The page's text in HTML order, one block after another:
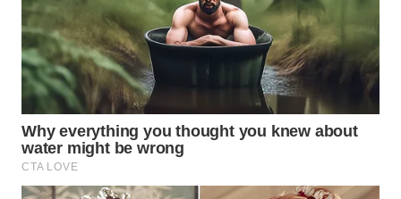
WAHANA
ADVOKAT
WAHANA
WAHANA
KONSUMEN